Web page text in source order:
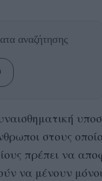
αναζήτησης
στους
πρέπει να
να μένουν